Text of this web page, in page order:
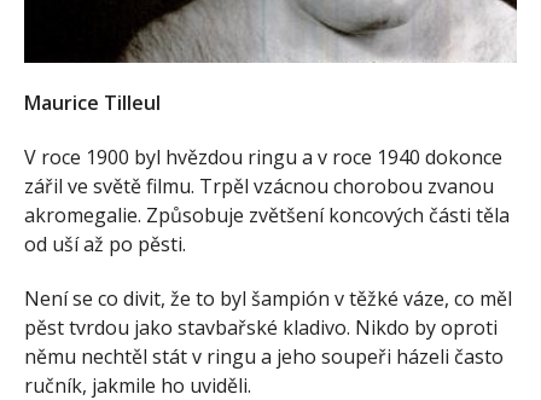
Maurice Tilleul
V roce 1900 byl hvězdou ringu a v roce 1940 dokonce
zářil ve světě filmu. Trpěl vzácnou chorobou zvanou
akromegalie. Způsobuje zvětšení koncových části těla
od uší až po pěsti.
Není se co divit, že to byl šampión v těžké váze, co měl
pěst tvrdou jako stavbařské kladivo. Nikdo by oproti
němu nechtěl stát v ringu a jeho soupeři házeli často
ručník, jakmile ho uviděli.